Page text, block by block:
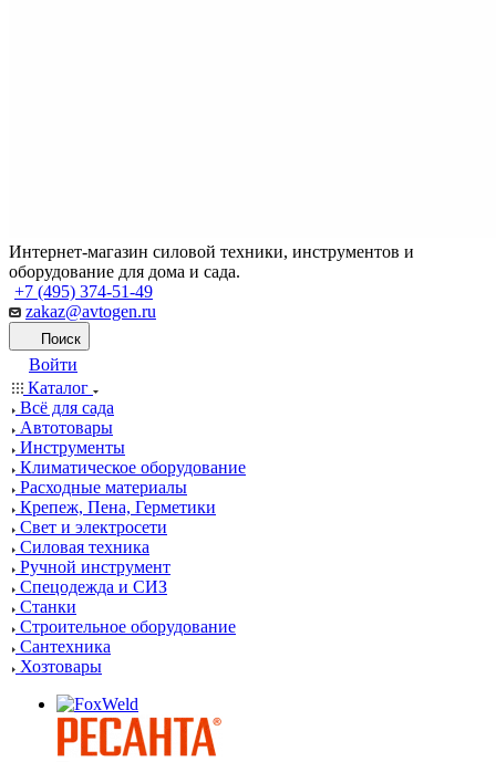
Интернет-магазин силовой техники, инструментов и
оборудование для дома и сада.
+7 (495) 374-51-49
zakaz@avtogen.ru
Поиск
Войти
Каталог
Всё для сада
Автотовары
Инструменты
Климатическое оборудование
Расходные материалы
Крепеж, Пена, Герметики
Свет и электросети
Силовая техника
Ручной инструмент
Спецодежда и СИЗ
Станки
Строительное оборудование
Сантехника
Хозтовары